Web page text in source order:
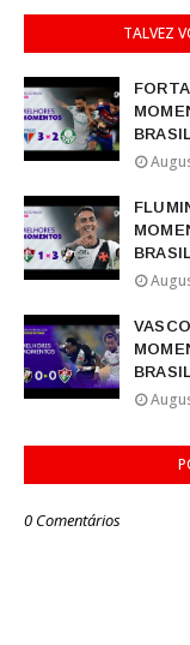
TALVEZ
0 Comentários